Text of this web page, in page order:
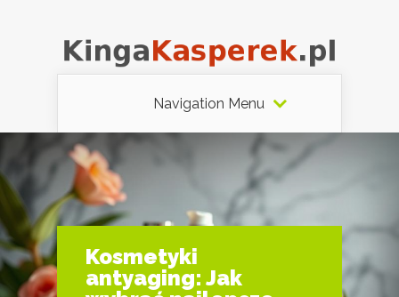
Navigation Menu
Kosmetyki
antyaging: Jak